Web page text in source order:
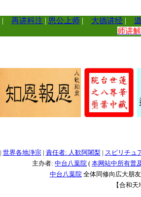
| 再讲科注 | 恩公上师 | 大德讲经 |
师讲
| 世界各地浄宗 | 責任者: 人歓阿闍梨| スピリチュ
主办者: 中台八葉院 ( 本网站中所有普
中台八葉院全体同修向広大朋
【合和